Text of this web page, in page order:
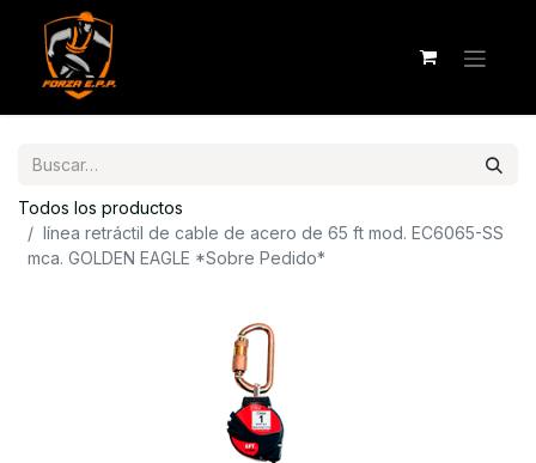
Todos los productos
línea retráctil de cable de acero de 65 ft mod. EC6065-SS
mca. GOLDEN EAGLE *Sobre Pedido*